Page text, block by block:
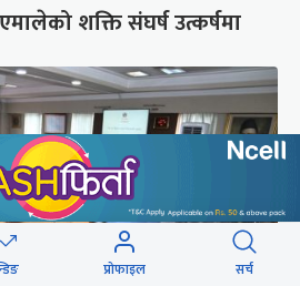
शक्ति संघर्ष उत्कर्षमा
प्रोफाइल सर्च